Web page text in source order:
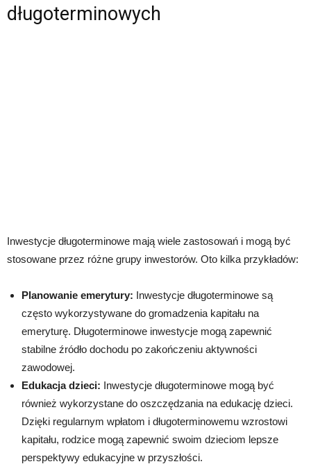
długoterminowych
Inwestycje długoterminowe mają wiele zastosowań i mogą być
stosowane przez różne grupy inwestorów. Oto kilka przykładów:
Planowanie emerytury: Inwestycje długoterminowe są
często wykorzystywane do gromadzenia kapitału na
emeryturę. Długoterminowe inwestycje mogą zapewnić
stabilne źródło dochodu po zakończeniu aktywności
zawodowej.
Edukacja dzieci: Inwestycje długoterminowe mogą być
również wykorzystane do oszczędzania na edukację dzieci.
Dzięki regularnym wpłatom i długoterminowemu wzrostowi
kapitału, rodzice mogą zapewnić swoim dzieciom lepsze
perspektywy edukacyjne w przyszłości.